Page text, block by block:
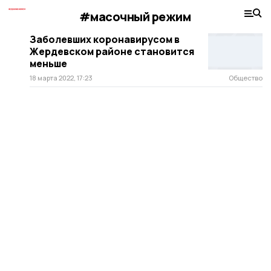
#масочный режим
Заболевших коронавирусом в
Жердевском районе становится
меньше
18 марта 2022, 17:23 Общество